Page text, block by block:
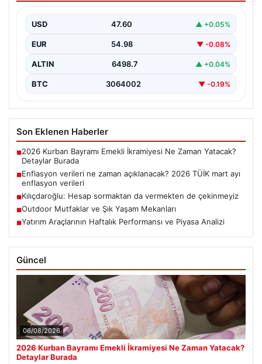
USD 47.60 ▲ +0.05%
EUR 54.98 ▼ -0.08%
ALTIN 6498.7 ▲ +0.04%
BTC 3064002 ▼ -0.19%
Son Eklenen Haberler
■2026 Kurban Bayramı Emekli İkramiyesi Ne Zaman Yatacak?
Detaylar Burada
■Enflasyon verileri ne zaman açıklanacak? 2026 TÜİK mart ayı
enflasyon verileri
■Kılıçdaroğlu: Hesap sormaktan da vermekten de çekinmeyiz
■Outdoor Mutfaklar ve Şık Yaşam Mekanları
■Yatırım Araçlarının Haftalık Performansı ve Piyasa Analizi
Güncel
06/08/2026
2026 Kurban Bayramı Emekli İkramiyesi Ne Zaman Yatacak?
Detaylar Burada